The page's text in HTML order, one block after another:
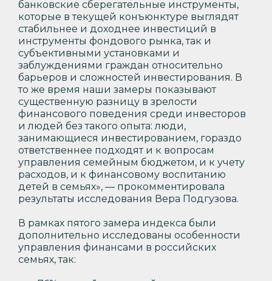
банковские сберегательные инструменты,
которые в текущей конъюнктуре выглядят
стабильнее и доходнее инвестиций в
инструменты фондового рынка, так и
субъективными установками и
заблуждениями граждан относительно
барьеров и сложностей инвестирования. В
то же время наши замеры показывают
существенную разницу в зрелости
финансового поведения среди инвесторов
и людей без такого опыта: люди,
занимающиеся инвестированием, гораздо
ответственнее подходят и к вопросам
управления семейным бюджетом, и к учету
расходов, и к финансовому воспитанию
детей в семьях», — прокомментировала
результаты исследования Вера Подгузова.
В рамках пятого замера индекса были
дополнительно исследованы особенности
управления финансами в российских
семьях, так: